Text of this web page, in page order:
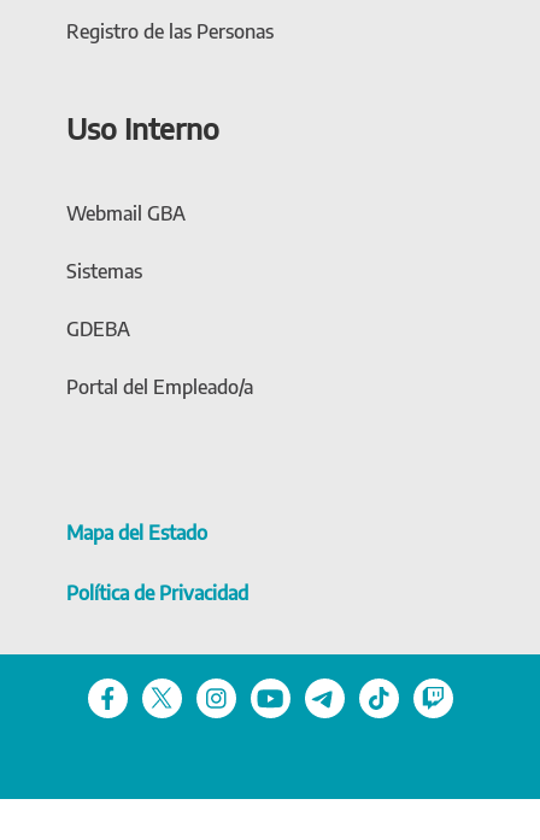
Registro de las Personas
Uso Interno
Webmail GBA
Sistemas
GDEBA
Portal del Empleado/a
Mapa del Estado
Política de Privacidad